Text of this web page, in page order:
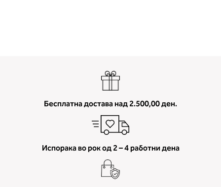
Бесплатна достава над 2.500,00 ден.
Испорака во рок од 2 – 4 работни дена
2. Обем на градите
Измерете го обемот на градите.
Ставете ја мерната лента преку
грбот на ниво на задното
преку градите, на ниво на